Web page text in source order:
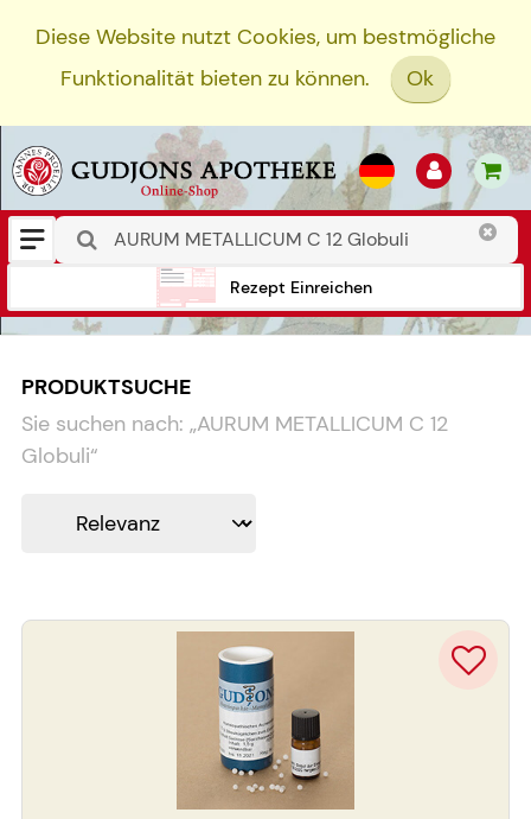
Diese Website nutzt Cookies, um bestmögliche
Funktionalität bieten zu können.
Ok
Rezept Einreichen
PRODUKTSUCHE
Sie suchen nach: „AURUM METALLICUM C 12
Globuli“